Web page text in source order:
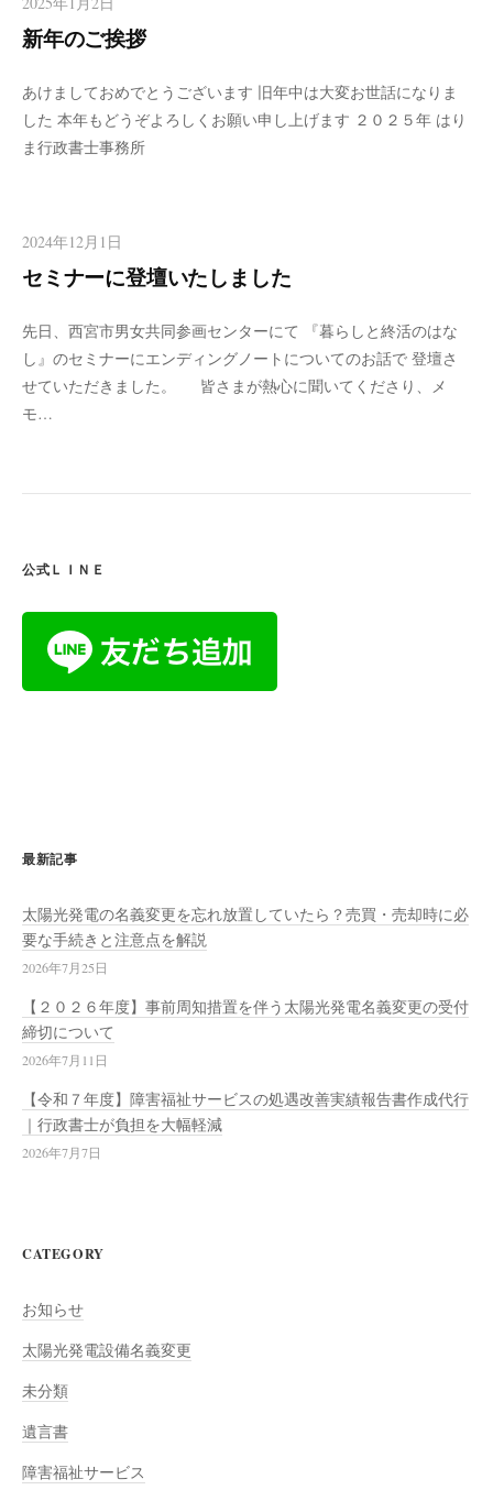
新年のご挨拶
あけましておめでとうございます 旧年中は大変お世話になりま
した 本年もどうぞよろしくお願い申し上げます ２０２５年 はり
ま行政書士事務所
2024年12月1日
セミナーに登壇いたしました
先日、西宮市男女共同参画センターにて 『暮らしと終活のはな
し』のセミナーにエンディングノートについてのお話で 登壇さ
せていただきました。 皆さまが熱心に聞いてくださり、メ
モ…
公式ＬＩＮＥ
最新記事
太陽光発電の名義変更を忘れ放置していたら？売買・売却時に必
要な手続きと注意点を解説
2026年7月25日
【２０２６年度】事前周知措置を伴う太陽光発電名義変更の受付
締切について
2026年7月11日
【令和７年度】障害福祉サービスの処遇改善実績報告書作成代行
｜行政書士が負担を大幅軽減
2026年7月7日
CATEGORY
お知らせ
太陽光発電設備名義変更
未分類
遺言書
障害福祉サービス